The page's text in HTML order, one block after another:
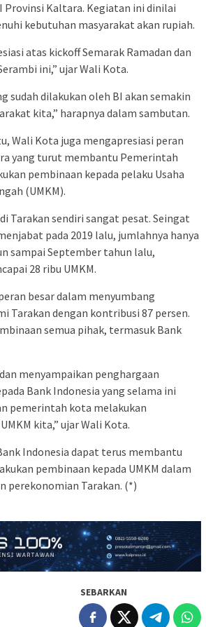
Provinsi Kaltara. Kegiatan ini dinilai
kebutuhan masyarakat akan rupiah.
atas kickoff Semarak Ramadan dan
ini,” ujar Wali Kota.
sudah dilakukan oleh BI akan semakin
kita,” harapnya dalam sambutan.
Wali Kota juga mengapresiasi peran
yang turut membantu Pemerintah
pembinaan kepada pelaku Usaha
(UMKM).
Tarakan sendiri sangat pesat. Seingat
pada 2019 lalu, jumlahnya hanya
sampai September tahun lalu,
28 ribu UMKM.
besar dalam menyumbang
Tarakan dengan kontribusi 87 persen.
semua pihak, termasuk Bank
menyampaikan penghargaan
Bank Indonesia yang selama ini
pemerintah kota melakukan
kita,” ujar Wali Kota.
Indonesia dapat terus membantu
pembinaan kepada UMKM dalam
perekonomian Tarakan. (*)
SEBARKAN